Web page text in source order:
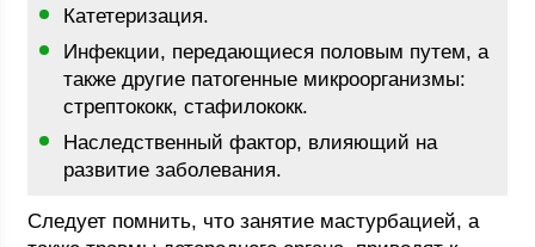
Катетеризация.
Инфекции, передающиеся половым путем, а
также другие патогенные микроорганизмы:
стрептококк, стафилококк.
Наследственный фактор, влияющий на
развитие заболевания.
Следует помнить, что занятие мастурбацией, а